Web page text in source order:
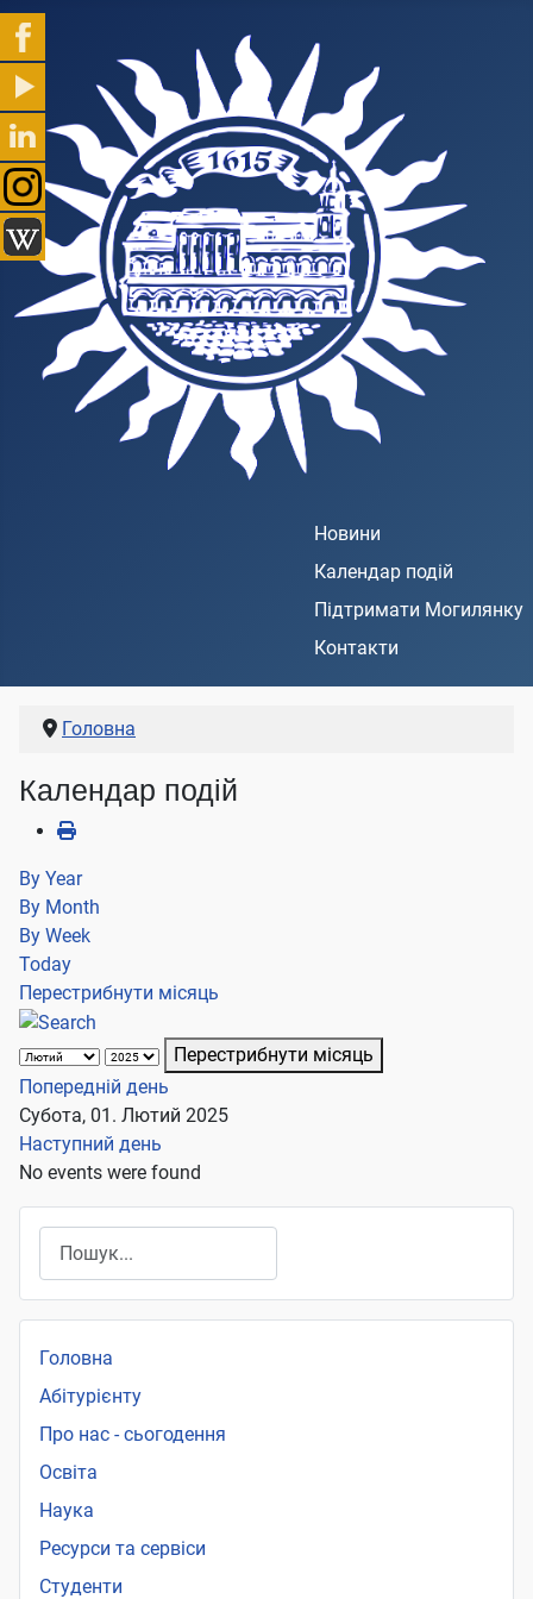
Новини
Календар подій
Підтримати Могилянку
Контакти
Головна
Календар подій
By Year
By Month
By Week
Today
Перестрибнути місяць
Перестрибнути місяць
Попередній день
Субота, 01. Лютий 2025
Наступний день
No events were found
Головна
Абітурієнту
Про нас - сьогодення
Освіта
Наука
Ресурси та сервіси
Студенти